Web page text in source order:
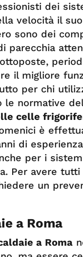
dei
velocità il
sono dei
parecchia
il migliore
per chi
normative
celle
è
di
per i
Per avere
un
a Roma
a Roma